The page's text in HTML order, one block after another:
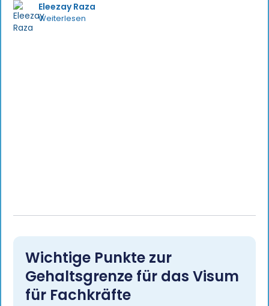
Eleezay Raza
Weiterlesen
Wichtige Punkte zur
Gehaltsgrenze für das Visum
für Fachkräfte